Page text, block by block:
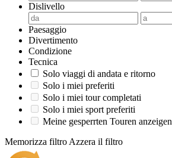
Dislivello
Paesaggio
Divertimento
Condizione
Tecnica
Solo viaggi di andata e ritorno
Solo i miei preferiti
Solo i miei tour completati
Solo i miei sport preferiti
Meine gesperrten Touren anzeigen
Memorizza filtro Azzera il filtro